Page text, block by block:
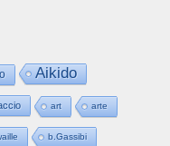
Aikido
art arte
b.Gassibi